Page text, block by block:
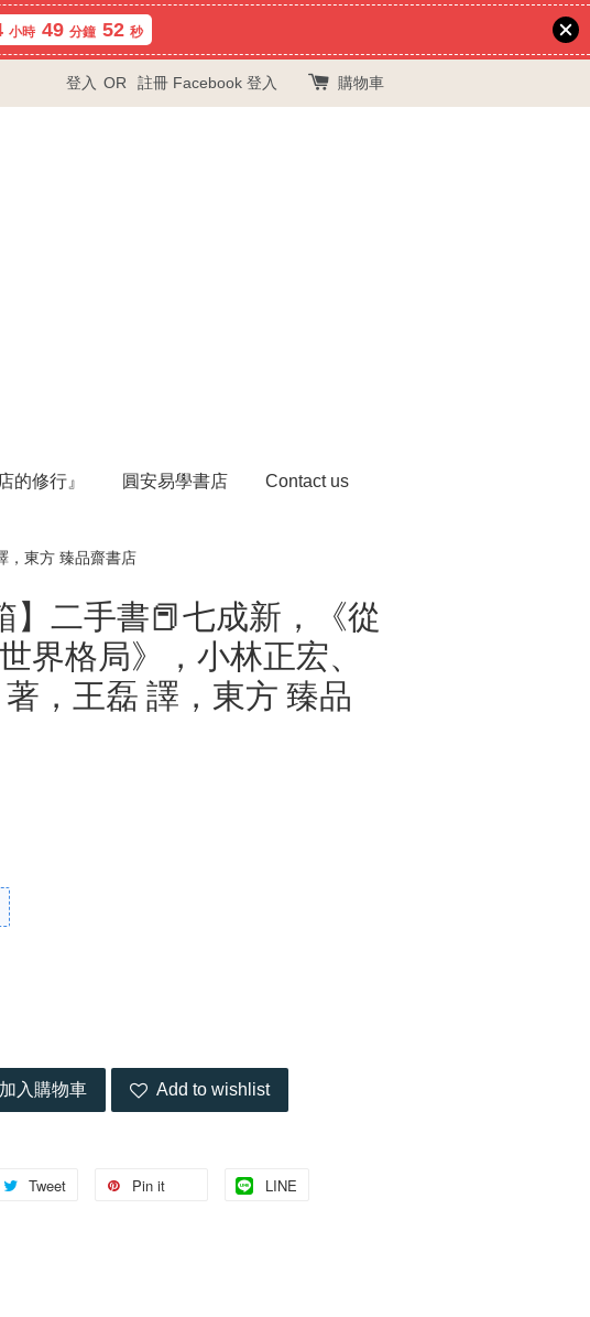
小時 49 分鐘 51 秒
登入 OR 註冊 Facebook 登入 購物車
的修行』 圓安易學書店 Contact us
，東方 臻品齋書店
】二手書📕七成新，《從
界格局》，小林正宏、
，王磊 譯，東方 臻品
加入購物車 Add to wishlist
Tweet Pin it LINE